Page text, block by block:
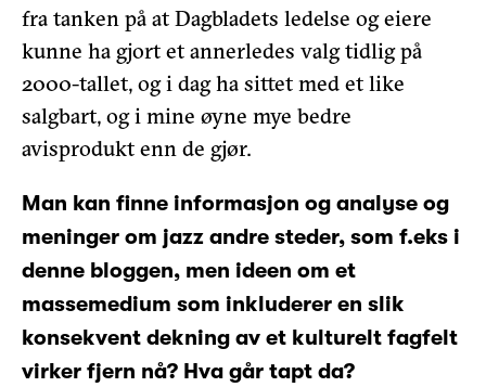
fra tanken på at Dagbladets ledelse og eiere
kunne ha gjort et annerledes valg tidlig på
2000-tallet, og i dag ha sittet med et like
salgbart, og i mine øyne mye bedre
avisprodukt enn de gjør.
Man kan finne informasjon og analyse og
meninger om jazz andre steder, som f.eks i
denne bloggen, men ideen om et
massemedium som inkluderer en slik
konsekvent dekning av et kulturelt fagfelt
virker fjern nå? Hva går tapt da?